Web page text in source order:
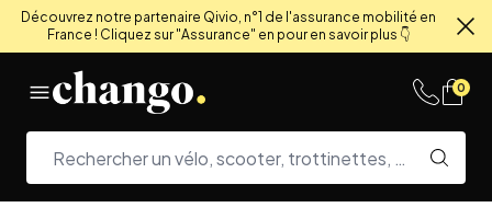
Découvrez notre partenaire Qivio, n°1 de l'assurance mobilité en
France ! Cliquez sur "Assurance" en pour en savoir plus 👇
0